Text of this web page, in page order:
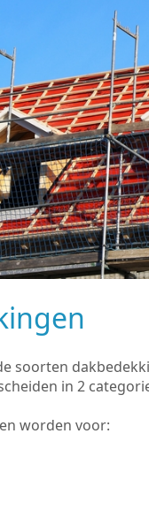
soorten
in 2
worden voor: